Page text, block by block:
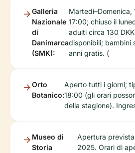
Galleria
Nazionale
di
Danimarca
(SMK):
Martedì–Domenica,
17:00; chiuso il
adulti circa 130
disponibili; bambini
anni gratis. (
Orto
Botanico:
Aperto tutti i giorni;
18:00 (gli orari
della stagione).
Museo di
Storia
Apertura
2025. Orari di